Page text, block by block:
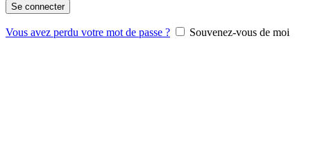
Se connecter
Vous avez perdu votre mot de passe ? Souvenez-vous de moi